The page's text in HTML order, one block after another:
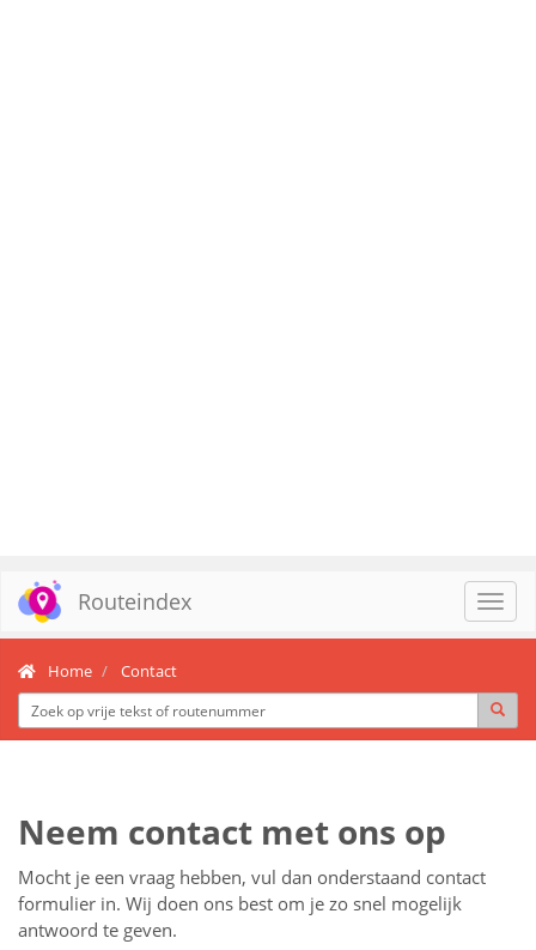
Routeindex
Home Contact
Neem contact met ons op
Mocht je een vraag hebben, vul dan onderstaand contact
formulier in. Wij doen ons best om je zo snel mogelijk
antwoord te geven.